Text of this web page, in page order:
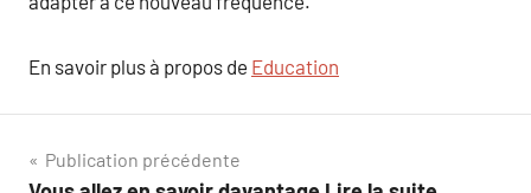
En savoir plus à propos de Education
Navigation
Publication précédente